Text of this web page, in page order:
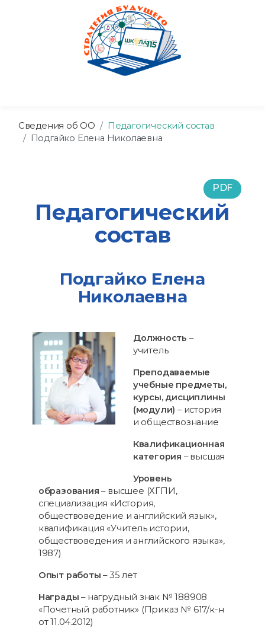
Сведения об ОО
Педагогический состав
Подгайко Елена Николаевна
PDF
Педагогический
состав
Подгайко Елена
Николаевна
Должность –
учитель
Преподаваемые
учебные предметы,
курсы, дисциплины
(модули) – история
и обществознание
Квалификационная
категория – высшая
Уровень
образования – высшее (ХГПИ,
специализация «История,
обществоведение и английский язык»,
квалификация «Учитель истории,
обществоведения и английского языка»,
1987)
Опыт работы – 35 лет
Награды – нагрудный знак № 188908
«Почетный работник» (Приказ № 617/к-н
от 11.04.2012)